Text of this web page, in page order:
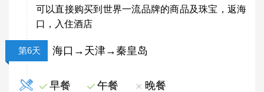
可以直接购买到世界一流品牌的商品及珠宝，返海
口，入住酒店
第6天 海口→天津→秦皇岛
早餐 午餐 晚餐